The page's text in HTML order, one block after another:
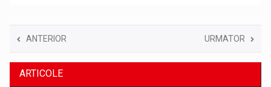
ANTERIOR URMATOR
ARTICOLE